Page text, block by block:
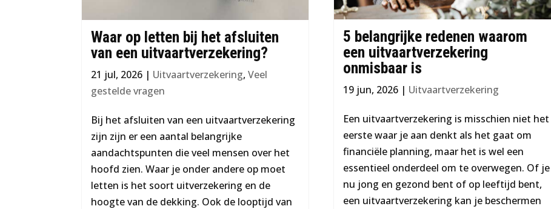
Waar op letten bij het afsluiten
van een uitvaartverzekering?
21 jul, 2026 | Uitvaartverzekering,Veel
gestelde vragen
Bij het afsluiten van een uitvaartverzekering
zijn zijn er een aantal belangrijke
aandachtspunten die veel mensen over het
hoofd zien. Waar je onder andere op moet
letten is het soort uitverzekering en de
hoogte van de dekking. Ook de looptijd van
5 belangrijke redenen waarom
een uitvaartverzekering
onmisbaar is
19 jun, 2026| Uitvaartverzekering
Een uitvaartverzekering is misschien niet het
eerste waar je aan denkt als het gaat om
financiële planning, maar het is wel een
essentieel onderdeel om te overwegen. Of je
nu jong en gezond bent of op leeftijd bent,
een uitvaartverzekering kan je beschermen